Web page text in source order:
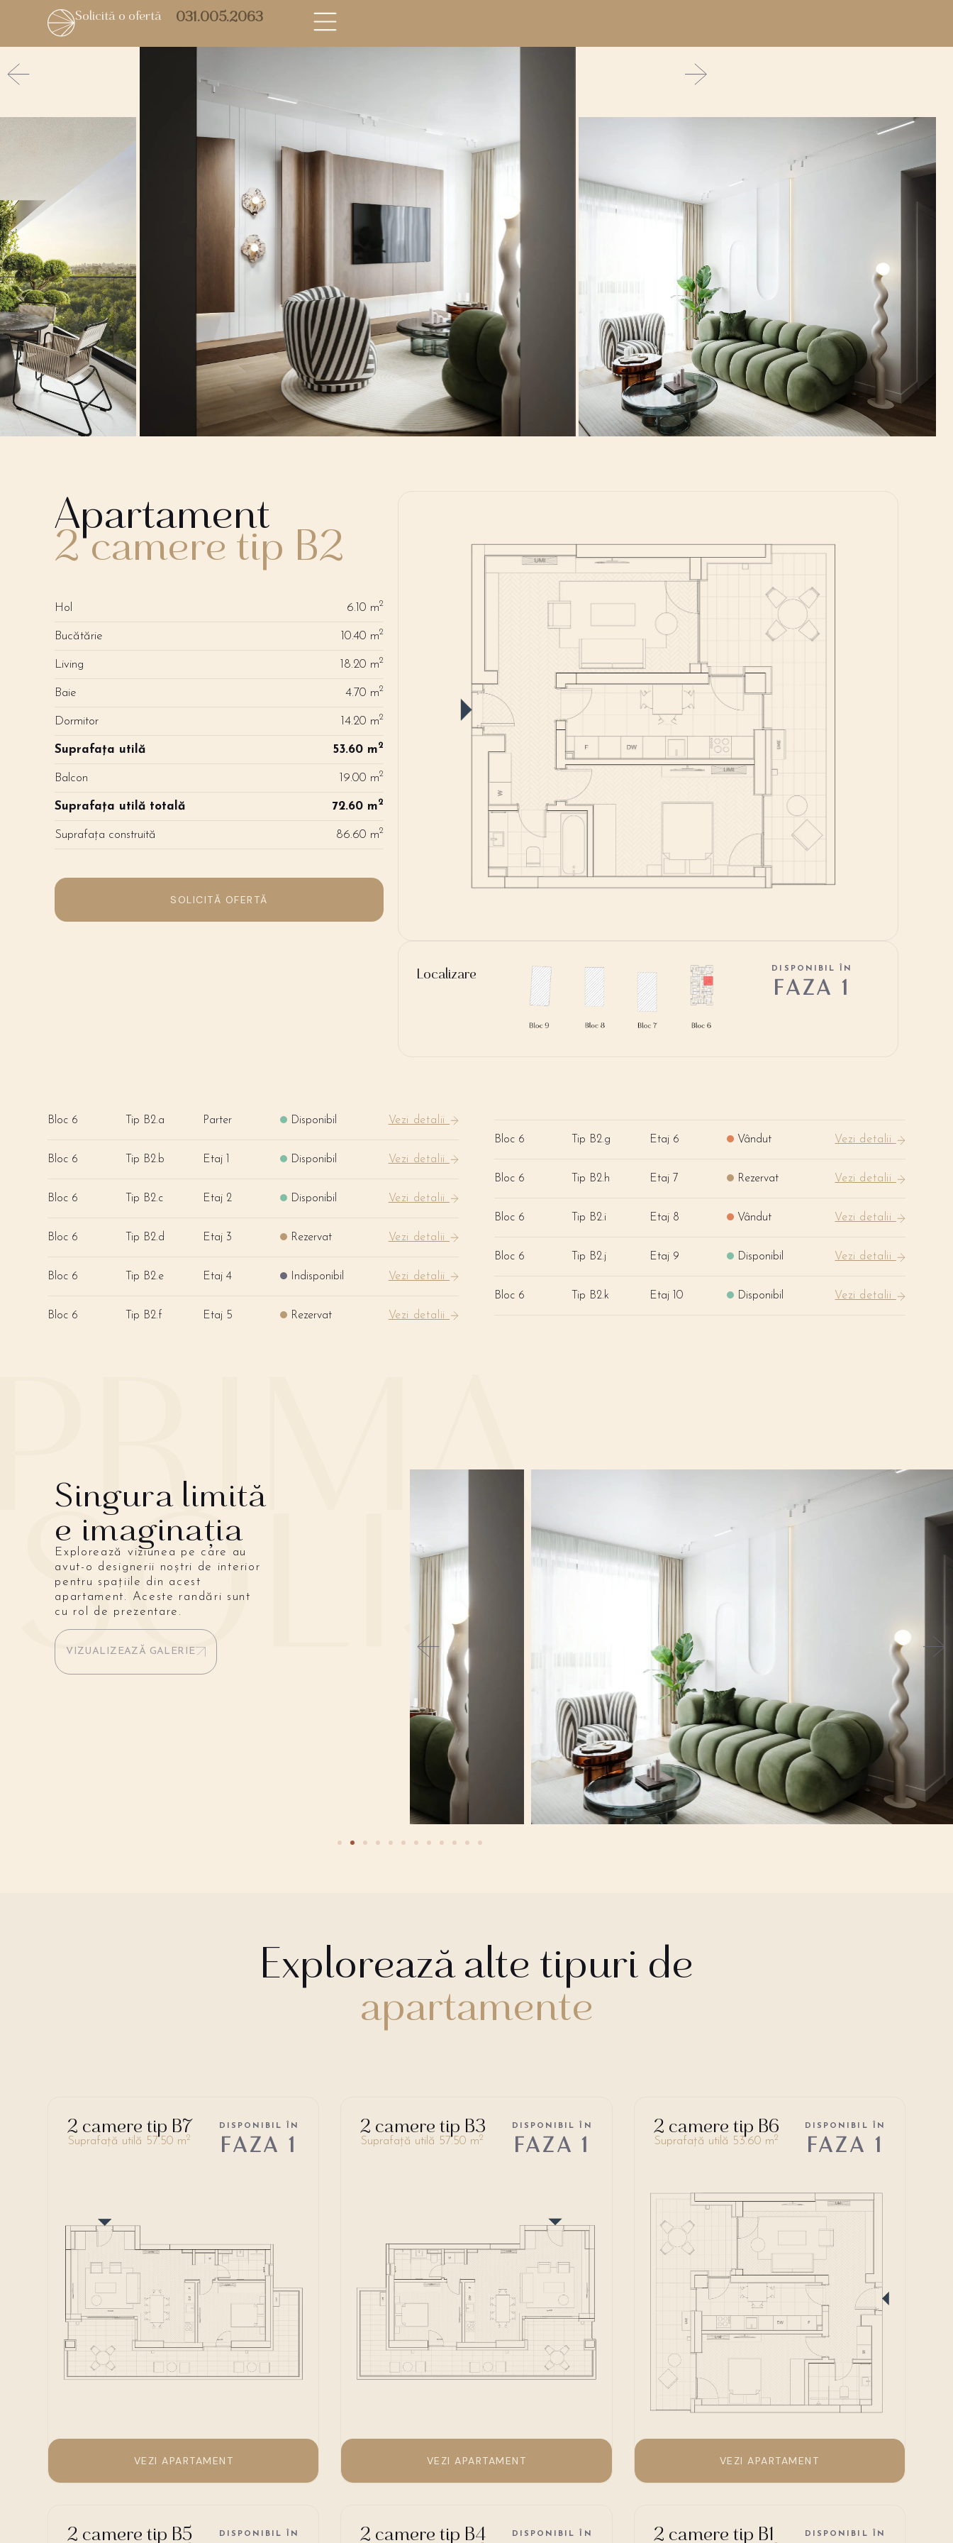
Solicită o ofertă 031.005.2063
Apartament
2 camere tip B2
Hol 6.10 m2
Bucătărie 10.40 m2
Living 18.20 m2
Baie 4.70 m2
Dormitor 14.20 m2
Suprafața utilă 53.60 m2
Balcon 19.00 m2
Suprafața utilă totală 72.60 m2
Suprafața construită 86.60 m2
SOLICITĂ OFERTĂ
Localizare DISPONIBIL ÎN
FAZA 1
Bloc 6 Tip B2.a Parter Disponibil Vezi detalii
Bloc 6 Tip B2.b Etaj 1 Disponibil Vezi detalii
Bloc 6 Tip B2.c Etaj 2 Disponibil Vezi detalii
Bloc 6 Tip B2.d Etaj 3 Rezervat Vezi detalii
Bloc 6 Tip B2.e Etaj 4 Indisponibil Vezi detalii
Bloc 6 Tip B2.f Etaj 5 Rezervat Vezi detalii
Bloc 6 Tip B2.g Etaj 6 Vândut Vezi detalii
Bloc 6 Tip B2.h Etaj 7 Rezervat Vezi detalii
Bloc 6 Tip B2.i Etaj 8 Vândut Vezi detalii
Bloc 6 Tip B2.j Etaj 9 Disponibil Vezi detalii
Bloc 6 Tip B2.k Etaj 10 Disponibil Vezi detalii
Singura limită
e imaginația
Explorează viziunea pe care au
avut-o designerii noștri de interior
pentru spațiile din acest
apartament. Aceste randări sunt
cu rol de prezentare.
VIZUALIZEAZĂ GALERIE
Explorează alte tipuri de
apartamente
2 camere tip B7
Suprafață utilă 57.50 m2
DISPONIBIL ÎN
FAZA 1
VEZI APARTAMENT
2 camere tip B3
Suprafață utilă 57.50 m2
DISPONIBIL ÎN
FAZA 1
VEZI APARTAMENT
2 camere tip B6
Suprafață utilă 53.60 m2
DISPONIBIL ÎN
FAZA 1
VEZI APARTAMENT
2 camere tip B5 DISPONIBIL ÎN 2 camere tip B4 DISPONIBIL ÎN 2 camere tip B1 DISPONIBIL ÎN